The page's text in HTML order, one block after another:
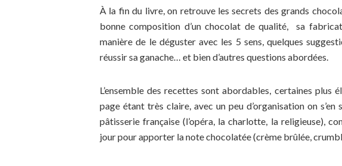
À la fin du livre, on retrouve les secrets des grands
bonne composition d’un chocolat de qualité, sa
manière de le déguster avec les 5 sens, quelques
réussir sa ganache… et bien d’autres questions abordées.
L’ensemble des recettes sont abordables, certaines plus
page étant très claire, avec un peu d’organisation on
pâtisserie française (l’opéra, la charlotte, la religieuse),
jour pour apporter la note chocolatée (crème brûlée,